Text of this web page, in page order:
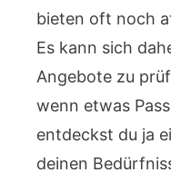
bieten oft noch
Es kann sich
Angebote zu
wenn etwas
entdeckst du ja
deinen